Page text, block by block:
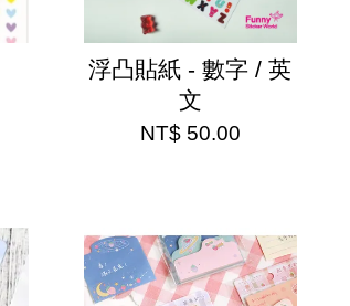
浮凸貼紙 - 數字 / 英
文
NT$ 50.00